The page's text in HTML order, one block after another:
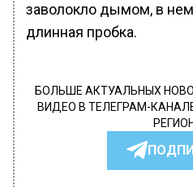
заволокло дымом, в
длинная пробка.
БОЛЬШЕ АКТУАЛЬНЫХ
ВИДЕО В ТЕЛЕГРАМ-